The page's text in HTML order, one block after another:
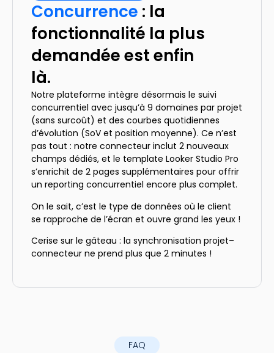
Concurrence : la
fonctionnalité la plus
demandée est enfin
là.
Notre plateforme intègre désormais le suivi
concurrentiel avec jusqu’à 9 domaines par projet
(sans surcoût) et des courbes quotidiennes
d’évolution (SoV et position moyenne). Ce n’est
pas tout : notre connecteur inclut 2 nouveaux
champs dédiés, et le template Looker Studio Pro
s’enrichit de 2 pages supplémentaires pour offrir
un reporting concurrentiel encore plus complet.
On le sait, c’est le type de données où le client
se rapproche de l’écran et ouvre grand les yeux !
Cerise sur le gâteau : la synchronisation projet–
connecteur ne prend plus que 2 minutes !
FAQ